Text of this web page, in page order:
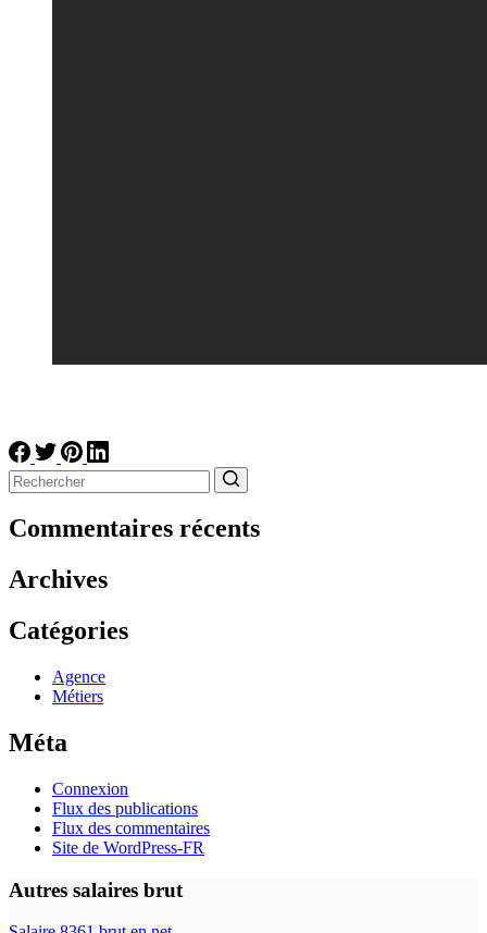
résultat
Commentaires récents
Archives
Catégories
Agence
Métiers
Méta
Connexion
Flux des publications
Flux des commentaires
Site de WordPress-FR
Autres salaires brut